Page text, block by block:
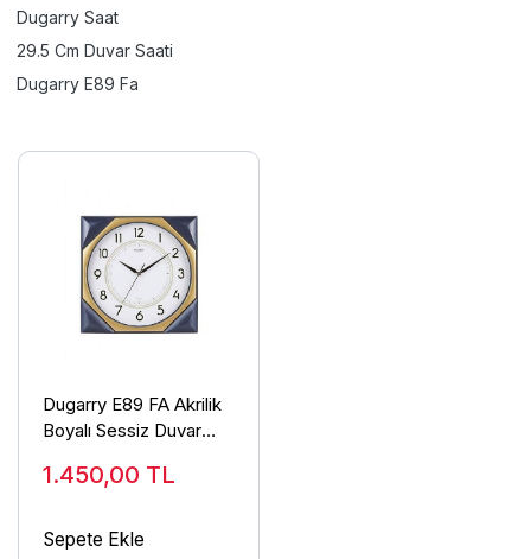
Dugarry Saat
29.5 Cm Duvar Saati
Dugarry E89 Fa
Dugarry E89 FA Akrilik
Boyalı Sessiz Duvar
1.450,00 TL
Sepete Ekle